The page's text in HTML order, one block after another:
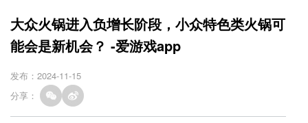
大众火锅进入负增长阶段，小众特色类火锅可
能会是新机会？ -爱游戏app
发布：2024-11-15
分享：